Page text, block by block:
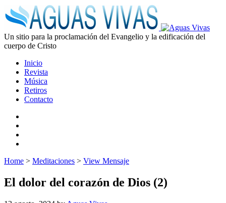
Un sitio para la proclamación del Evangelio y la edificación del
cuerpo de Cristo
Inicio
Revista
Música
Retiros
Contacto
Home > Meditaciones > View Mensaje
El dolor del corazón de Dios (2)